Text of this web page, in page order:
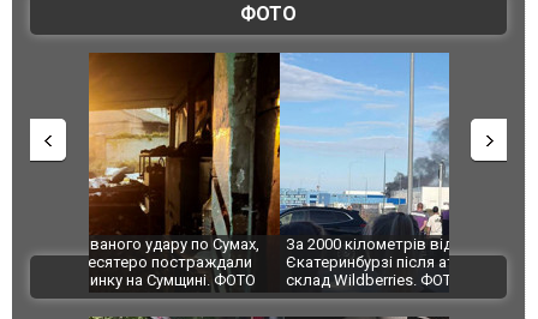
ФОТО
За 2000 кілометрів від кордону з Україною: в
Єкатеринбурзі після атаки дронів загорівся
склад Wildberries. ФОТО. ВІДЕО
"Мої
ВІДЕО